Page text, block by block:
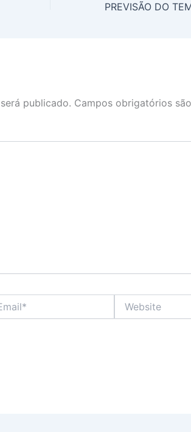
publicado. Campos obrigatórios